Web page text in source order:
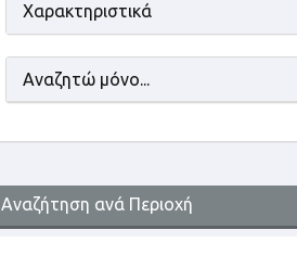
Χαρακτηριστικά
Αναζητώ μόνο...
Αναζήτηση ανά Περιοχή